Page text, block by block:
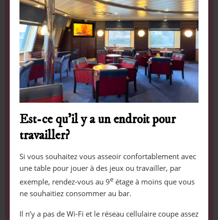
Est-ce qu’il y a un endroit pour
travailler?
Si vous souhaitez vous asseoir confortablement avec
une table pour jouer à des jeux ou travailler, par
exemple, rendez-vous au 9eétage à moins que vous
ne souhaitiez consommer au bar.
Il n’y a pas de Wi-Fi et le réseau cellulaire coupe assez